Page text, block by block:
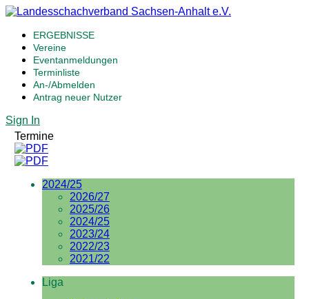
ERGEBNISSE
Vereine
Eventanmeldungen
Terminliste
An-/Abmelden
Antrag neuer Nutzer
Sign In
Termine
2024/25
2026/27
2025/26
2024/25
2023/24
2022/23
2021/22
Liga